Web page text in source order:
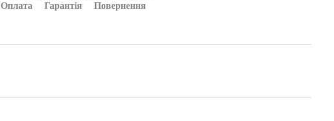
Оплата Гарантія Повернення